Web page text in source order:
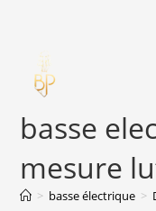
content
basse
mesure
> basse électrique >